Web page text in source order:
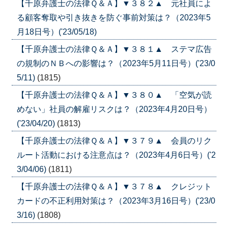
【千原弁護士の法律Ｑ＆Ａ】▼３８２▲ 元社員によ
る顧客奪取や引き抜きを防ぐ事前対策は？（2023年5
月18日号）('23/05/18)
【千原弁護士の法律Ｑ＆Ａ】▼３８１▲ ステマ広告
の規制のＮＢへの影響は？（2023年5月11日号）('23/0
5/11) (1815)
【千原弁護士の法律Ｑ＆Ａ】▼３８０▲ 「空気が読
めない」社員の解雇リスクは？（2023年4月20日号）
('23/04/20) (1813)
【千原弁護士の法律Ｑ＆Ａ】▼３７９▲ 会員のリク
ルート活動における注意点は？（2023年4月6日号）('2
3/04/06) (1811)
【千原弁護士の法律Ｑ＆Ａ】▼３７８▲ クレジット
カードの不正利用対策は？（2023年3月16日号）('23/0
3/16) (1808)